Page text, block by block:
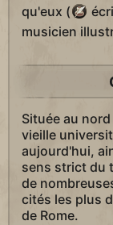
qu'eux (
musicien
Située au
vieille
aujourd'hui,
sens strict du
de
cités les plus
de Rome.